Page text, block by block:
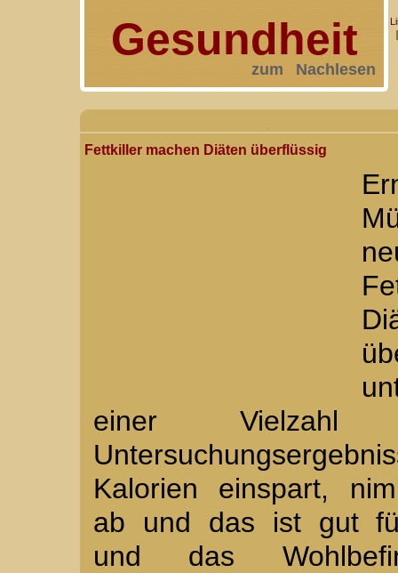
Gesundheit
zum Nachlesen
Fettkiller machen Diäten überflüssig
einer
Kalorien einspart,
ab und das ist gut
und das